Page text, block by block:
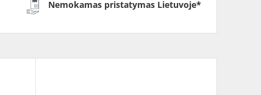
Nemokamas pristatymas Lietuvoje*